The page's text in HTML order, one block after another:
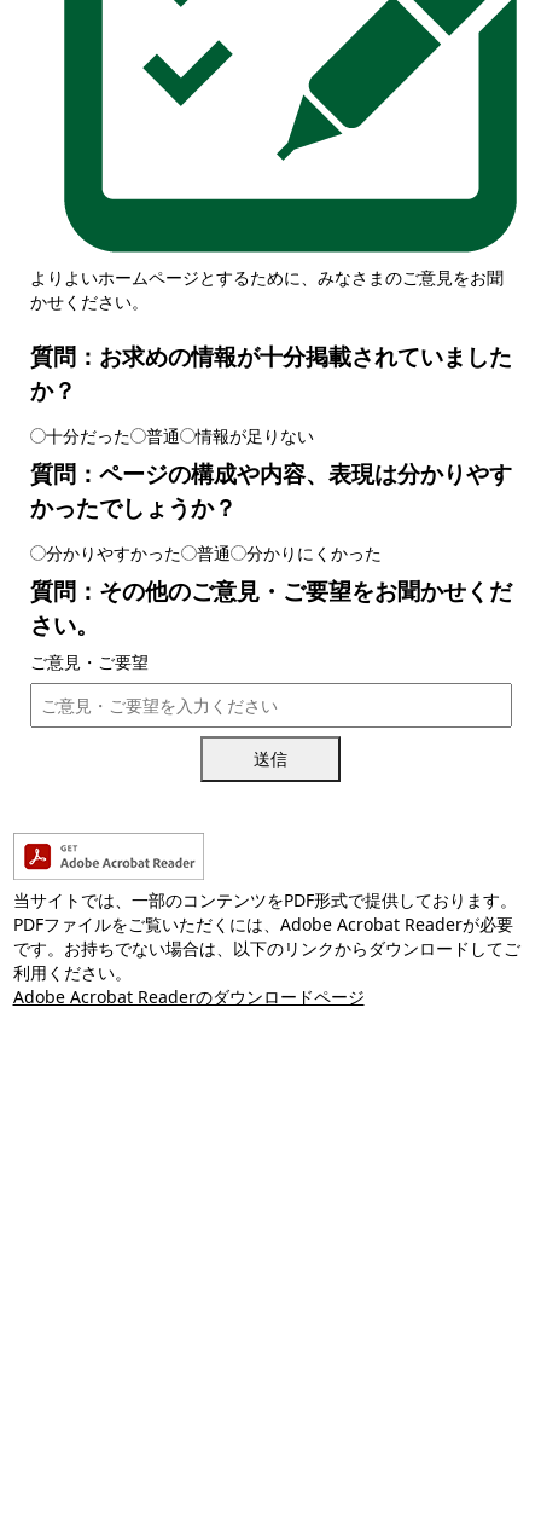
よりよいホームページとするために、みなさまのご意見をお聞
かせください。
質問：お求めの情報が十分掲載されていました
か？
十分だった 普通 情報が足りない
質問：ページの構成や内容、表現は分かりやす
かったでしょうか？
分かりやすかった 普通 分かりにくかった
質問：その他のご意見・ご要望をお聞かせくだ
さい。
ご意見・ご要望
送信
当サイトでは、一部のコンテンツをPDF形式で提供しております。
PDFファイルをご覧いただくには、Adobe Acrobat Readerが必要
です。お持ちでない場合は、以下のリンクからダウンロードしてご
利用ください。
Adobe Acrobat Readerのダウンロードページ